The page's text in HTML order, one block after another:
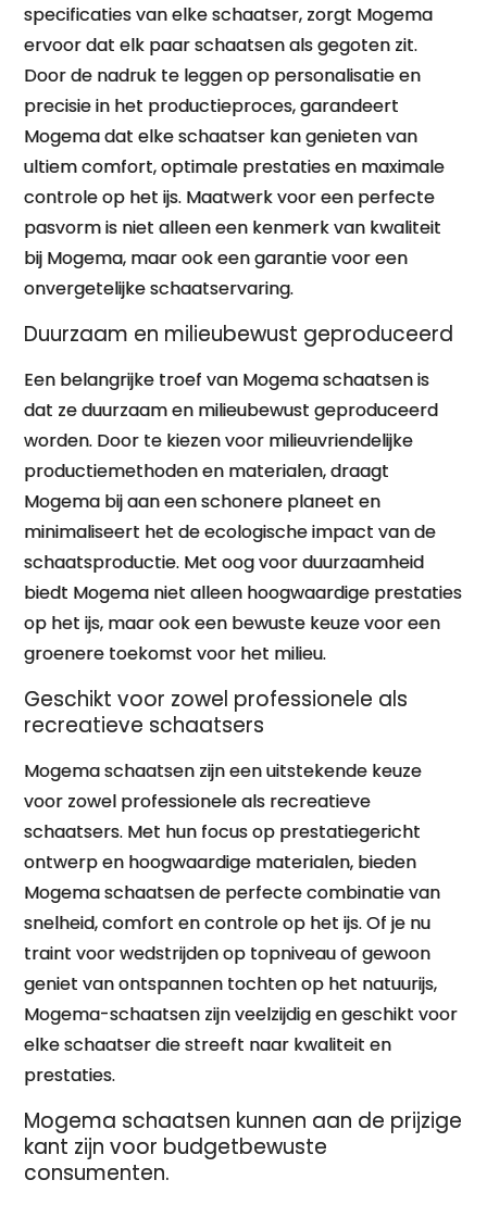
specificaties van elke schaatser, zorgt Mogema
ervoor dat elk paar schaatsen als gegoten zit.
Door de nadruk te leggen op personalisatie en
precisie in het productieproces, garandeert
Mogema dat elke schaatser kan genieten van
ultiem comfort, optimale prestaties en maximale
controle op het ijs. Maatwerk voor een perfecte
pasvorm is niet alleen een kenmerk van kwaliteit
bij Mogema, maar ook een garantie voor een
onvergetelijke schaatservaring.
Duurzaam en milieubewust geproduceerd
Een belangrijke troef van Mogema schaatsen is
dat ze duurzaam en milieubewust geproduceerd
worden. Door te kiezen voor milieuvriendelijke
productiemethoden en materialen, draagt
Mogema bij aan een schonere planeet en
minimaliseert het de ecologische impact van de
schaatsproductie. Met oog voor duurzaamheid
biedt Mogema niet alleen hoogwaardige prestaties
op het ijs, maar ook een bewuste keuze voor een
groenere toekomst voor het milieu.
Geschikt voor zowel professionele als
recreatieve schaatsers
Mogema schaatsen zijn een uitstekende keuze
voor zowel professionele als recreatieve
schaatsers. Met hun focus op prestatiegericht
ontwerp en hoogwaardige materialen, bieden
Mogema schaatsen de perfecte combinatie van
snelheid, comfort en controle op het ijs. Of je nu
traint voor wedstrijden op topniveau of gewoon
geniet van ontspannen tochten op het natuurijs,
Mogema-schaatsen zijn veelzijdig en geschikt voor
elke schaatser die streeft naar kwaliteit en
prestaties.
Mogema schaatsen kunnen aan de prijzige
kant zijn voor budgetbewuste
consumenten.